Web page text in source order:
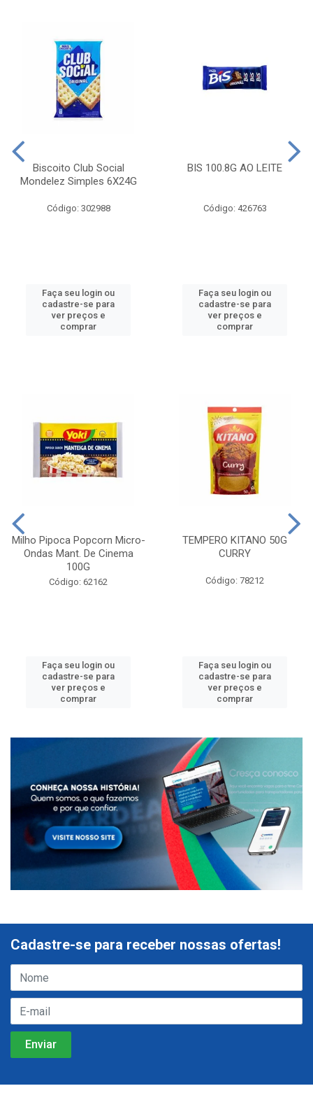
Biscoito Club Social
Mondelez Simples 6X24G
Código: 302988
Faça seu login ou
cadastre-se para
ver preços e
comprar
BIS 100.8G AO LEITE
Código: 426763
Faça seu login ou
cadastre-se para
ver preços e
comprar
Milho Pipoca Popcorn Micro-
Ondas Mant. De Cinema
100G
Código: 62162
Faça seu login ou
cadastre-se para
ver preços e
comprar
TEMPERO KITANO 50G
CURRY
Código: 78212
Faça seu login ou
cadastre-se para
ver preços e
comprar
Cadastre-se para receber nossas ofertas!